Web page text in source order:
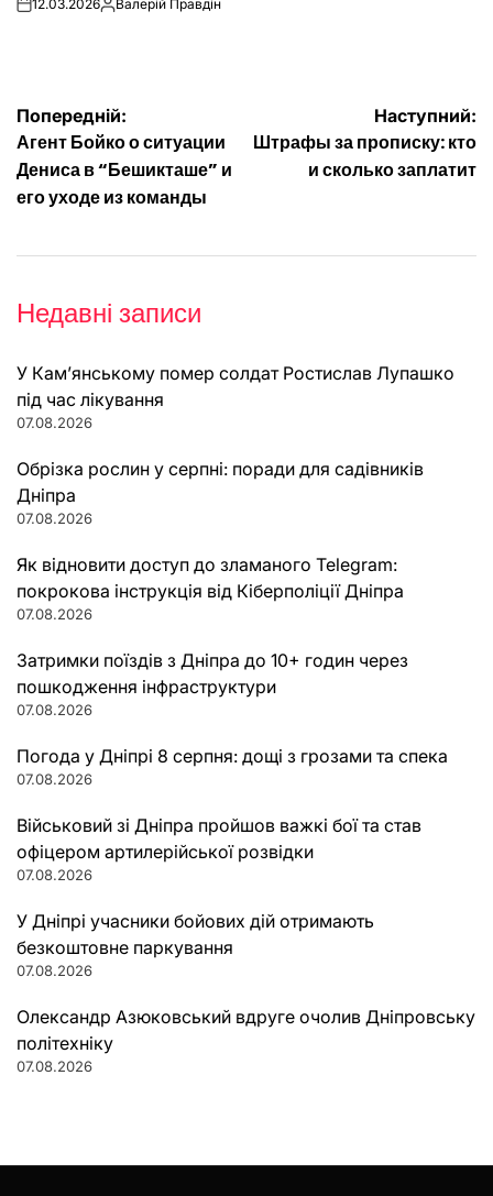
on12.03.2026Опубліковано
Валерій Правдін
Навігація
записів
Попередній:
Агент Бойко о ситуации
Дениса в “Бешикташе” и
его уходе из команды
Наступний:
Штрафы за прописку: кто
и сколько заплатит
Недавні записи
У Кам’янському помер солдат Ростислав Лупашко
під час лікування
07.08.2026
Обрізка рослин у серпні: поради для садівників
Дніпра
07.08.2026
Як відновити доступ до зламаного Telegram:
покрокова інструкція від Кіберполіції Дніпра
07.08.2026
Затримки поїздів з Дніпра до 10+ годин через
пошкодження інфраструктури
07.08.2026
Погода у Дніпрі 8 серпня: дощі з грозами та спека
07.08.2026
Військовий зі Дніпра пройшов важкі бої та став
офіцером артилерійської розвідки
07.08.2026
У Дніпрі учасники бойових дій отримають
безкоштовне паркування
07.08.2026
Олександр Азюковський вдруге очолив Дніпровську
політехніку
07.08.2026